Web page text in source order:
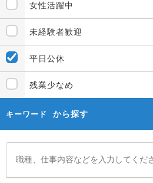
女性活躍中
未経験者歓迎
平日公休
残業少なめ
キーワード から探す